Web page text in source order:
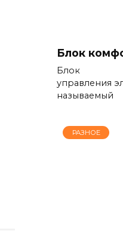
Блок
Блок
управления
называемый
РАЗНОЕ